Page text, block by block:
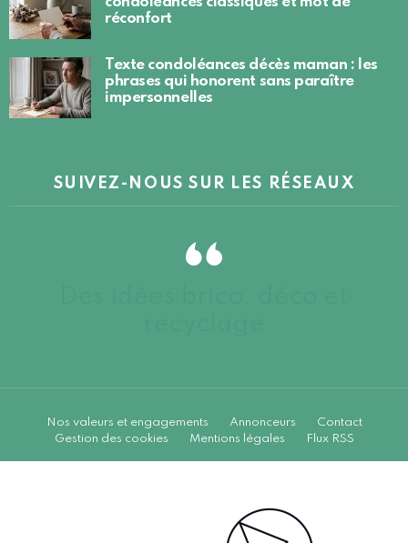
réconfort
Texte condoléances décès maman : les
phrases qui honorent sans paraître
impersonnelles
SUIVEZ-NOUS SUR LES RÉSEAUX
Nos valeurs et engagements Annonceurs
Contact
Gestion des cookies
Mentions légales Flux RSS